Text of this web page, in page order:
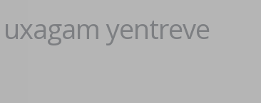
yentreve